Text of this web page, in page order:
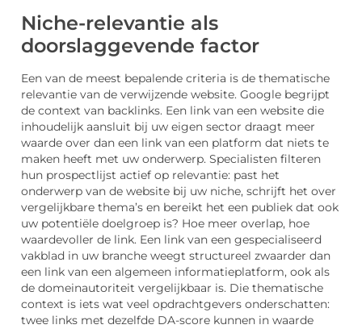
Niche-relevantie als
doorslaggevende factor
Een van de meest bepalende criteria is de thematische
relevantie van de verwijzende website. Google begrijpt
de context van backlinks. Een link van een website die
inhoudelijk aansluit bij uw eigen sector draagt meer
waarde over dan een link van een platform dat niets te
maken heeft met uw onderwerp. Specialisten filteren
hun prospectlijst actief op relevantie: past het
onderwerp van de website bij uw niche, schrijft het over
vergelijkbare thema’s en bereikt het een publiek dat ook
uw potentiële doelgroep is? Hoe meer overlap, hoe
waardevoller de link. Een link van een gespecialiseerd
vakblad in uw branche weegt structureel zwaarder dan
een link van een algemeen informatieplatform, ook als
de domeinautoriteit vergelijkbaar is. Die thematische
context is iets wat veel opdrachtgevers onderschatten:
twee links met dezelfde DA-score kunnen in waarde